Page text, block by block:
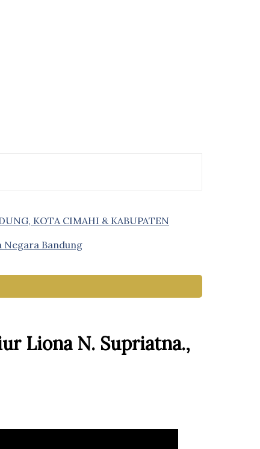
KOTA CIMAHI & KABUPATEN
Negara Bandung
Liona N. Supriatna.,